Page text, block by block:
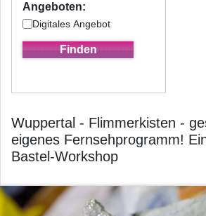
Angeboten:
Digitales Angebot
Wuppertal - Flimmerkisten -
eigenes Fernsehprogramm!
Bastel-Workshop